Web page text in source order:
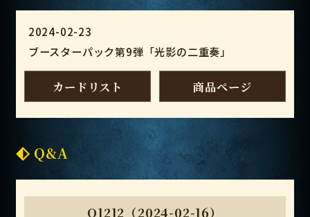
2024-02-23
ブースターパック第9弾「光影の二重奏」
カードリスト 商品ページ
Q&A
Q1212（2024-02-16）